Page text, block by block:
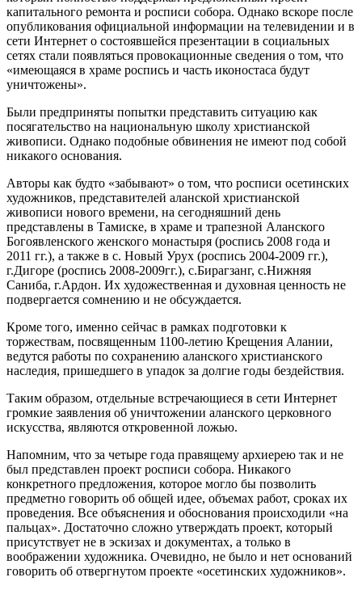
капитального ремонта и росписи собора. Однако вскоре после
опубликования официальной информации на телевидении и в
сети Интернет о состоявшейся презентации в социальных
сетях стали появляться провокационные сведения о том, что
«имеющаяся в храме роспись и часть иконостаса будут
уничтожены».
Были предприняты попытки представить ситуацию как
посягательство на национальную школу христианской
живописи. Однако подобные обвинения не имеют под собой
никакого основания.
Авторы как будто «забывают» о том, что росписи осетинских
художников, представителей аланской христианской
живописи нового времени, на сегодняшний день
представлены в Тамиске, в храме и трапезной Аланского
Богоявленского женского монастыря (роспись 2008 года и
2011 гг.), а также в с. Новый Урух (роспись 2004-2009 гг.),
г.Дигоре (роспись 2008-2009гг.), с.Бирагзанг, с.Нижняя
Саниба, г.Ардон. Их художественная и духовная ценность не
подвергается сомнению и не обсуждается.
Кроме того, именно сейчас в рамках подготовки к
торжествам, посвященным 1100-летию Крещения Алании,
ведутся работы по сохранению аланского христианского
наследия, пришедшего в упадок за долгие годы бездействия.
Таким образом, отдельные встречающиеся в сети Интернет
громкие заявления об уничтожении аланского церковного
искусства, являются откровенной ложью.
Напомним, что за четыре года правящему архиерею так и не
был представлен проект росписи собора. Никакого
конкретного предложения, которое могло бы позволить
предметно говорить об общей идее, объемах работ, сроках их
проведения. Все объяснения и обоснования происходили «на
пальцах». Достаточно сложно утверждать проект, который
присутствует не в эскизах и документах, а только в
воображении художника. Очевидно, не было и нет оснований
говорить об отвергнутом проекте «осетинских художников».